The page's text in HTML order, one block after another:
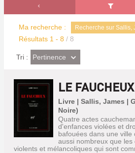
Ma recherche : Recherche sur Sallis,
Résultats 1 - 8 / 8
Tri : (Effet
imédiat)
Pertinence
LE FAUCHEUX
Livre | Sallis, James |
Noire)
Quatre actes
d'enfances violées et
bafouées dans une ville
aussi nombreux que
violents et mélancoliques qui sont